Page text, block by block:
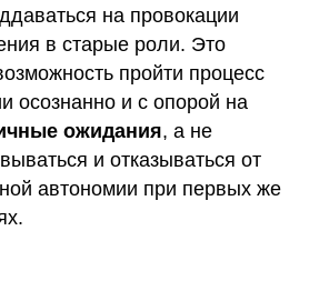
на провокации
в старые роли. Это
пройти процесс
осознанно и с опорой на
ожидания, а не
и отказываться от
автономии при первых же